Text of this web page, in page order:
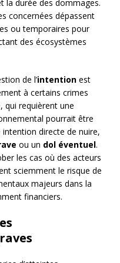
la durée des dommages.
concernées dépassent
ou temporaires pour
des écosystèmes
de l’intention est
à certains crimes
qui requièrent une
pourrait être
directe de nuire,
ou un dol éventuel.
les cas où des acteurs
sciemment le risque de
majeurs dans la
financiers.